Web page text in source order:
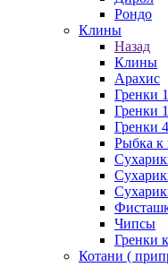
Рондо
Клины
Назад
Клины
Арахис
Гренки
Гренки
Гренки
Рыбка к
Чипсы
Гренки
Котани (